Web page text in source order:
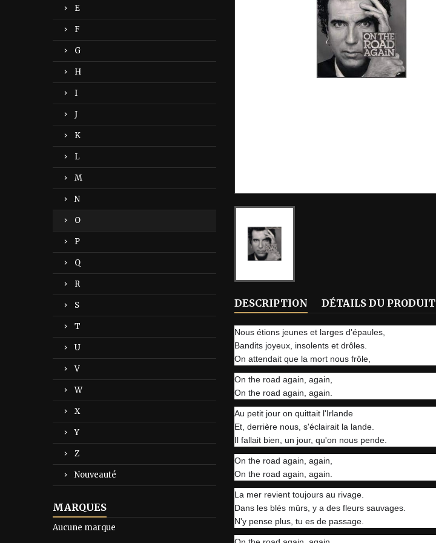
E
F
G
H
I
J
K
L
M
N
O
P
Q
R
S
T
U
V
W
X
Y
Z
Nouveauté
MARQUES
Aucune marque
DESCRIPTION DÉTAILS DU PRODUIT
Nous étions jeunes et larges d'épaules,
Bandits joyeux, insolents et drôles.
On attendait que la mort nous frôle,
On the road again, again,
On the road again, again.
Au petit jour on quittait l'Irlande
Et, derrière nous, s'éclairait la lande.
Il fallait bien, un jour, qu'on nous pende.
On the road again, again,
On the road again, again.
La mer revient toujours au rivage.
Dans les blés mûrs, y a des fleurs sauvages.
N'y pense plus, tu es de passage.